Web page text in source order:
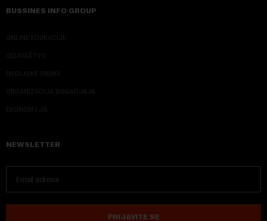
BUSSINES INFO GROUP
ONLINE EDUKACIJE
IZDAVAŠTVO
MEDIJSKE OBUKE
ORGANIZACIJA DOGADJAJA
EKONOM I JA
NEWSLETTER
PRIJAVITE SE